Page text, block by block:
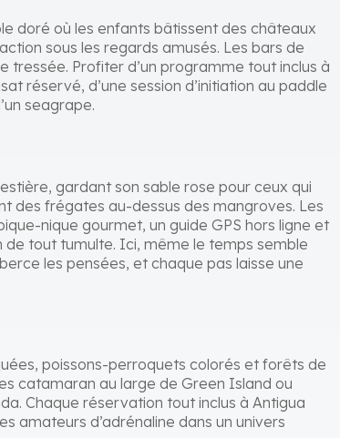
doré où les enfants bâtissent des châteaux
sous les regards amusés. Les bars de
tressée. Profiter d’un programme tout inclus à
réservé, d’une session d’initiation au paddle
seagrape.
gardant son sable rose pour ceux qui
des frégates au-dessus des mangroves. Les
nique gourmet, un guide GPS hors ligne et
de tout tumulte. Ici, même le temps semble
les pensées, et chaque pas laisse une
poissons-perroquets colorés et forêts de
catamaran au large de Green Island ou
Chaque réservation tout inclus à Antigua
amateurs d’adrénaline dans un univers